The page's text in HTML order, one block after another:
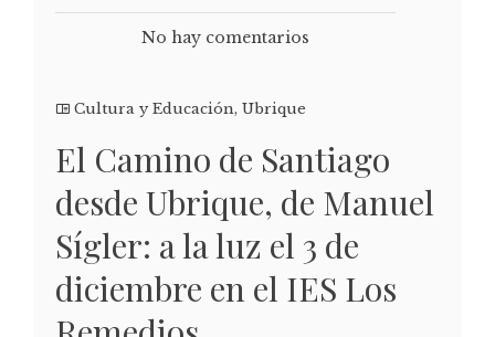
No hay comentarios
Cultura y Educación, Ubrique
El Camino de Santiago
desde Ubrique, de Manuel
Sígler: a la luz el 3 de
diciembre en el IES Los